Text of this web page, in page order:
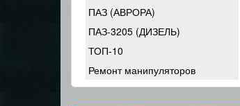
ПАЗ (АВРОРА)
ПАЗ-3205 (ДИЗЕЛЬ)
ТОП-10
Ремонт манипуляторов